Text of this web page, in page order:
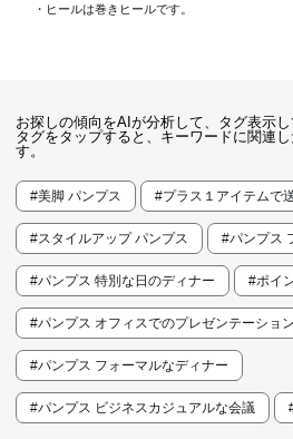
・ヒールは巻きヒールです。
お探しの傾向をAIが分析して、タグ表示し
タグをタップすると、キーワードに関連
す。
#美脚 パンプス #プラス１アイテムで
#スタイルアップ パンプス #パンプス
#パンプス 特別な日のディナー #ポイ
#パンプス オフィスでのプレゼンテーション
#パンプス フォーマルなディナー
#パンプス ビジネスカジュアルな会議